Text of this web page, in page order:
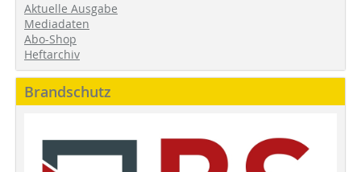
Aktuelle Ausgabe
Mediadaten
Abo-Shop
Heftarchiv
Brandschutz